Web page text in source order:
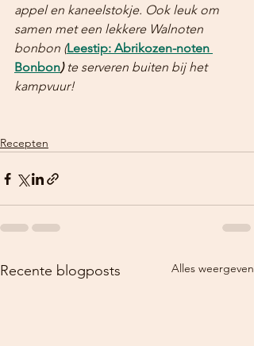
appel en kaneelstokje. Ook leuk om
samen met een lekkere Walnoten
bonbon (Leestip: Abrikozen-noten
Bonbon) te serveren buiten bij het
kampvuur!
Recepten
Recente blogposts Alles weergeven